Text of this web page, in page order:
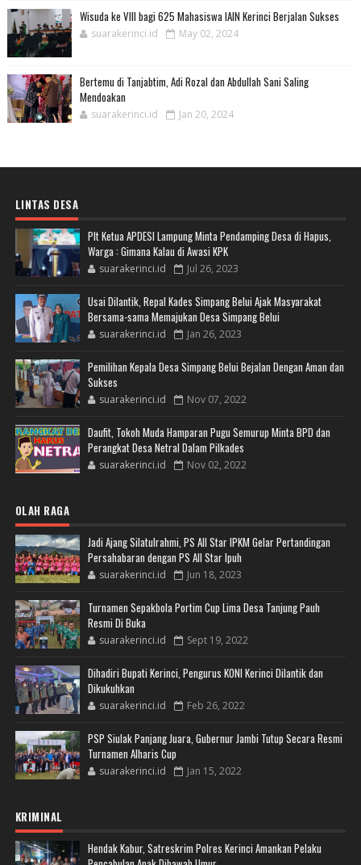
Wisuda ke VIII bagi 625 Mahasiswa IAIN Kerinci Berjalan Sukses
suarakerinci.id May 02, 2024
Bertemu di Tanjabtim, Adi Rozal dan Abdullah Sani Saling
Mendoakan
suarakerinci.id Jan 20, 2024
LINTAS DESA
Plt Ketua APDESI Lampung Minta Pendamping Desa di Hapus,
Warga : Gimana Kalau di Awasi KPK
suarakerinci.id Jul 26, 2023
Usai Dilantik, Repal Kades Simpang Belui Ajak Masyarakat
Bersama-sama Memajukan Desa Simpang Belui
suarakerinci.id Jan 26, 2023
Pemilihan Kepala Desa Simpang Belui Bejalan Dengan Aman dan
Sukses
suarakerinci.id Nov 07, 2022
Daufit, Tokoh Muda Hamparan Pugu Semurup Minta BPD dan
Perangkat Desa Netral Dalam Pilkades
suarakerinci.id Nov 02, 2022
OLAH RAGA
Jadi Ajang Silatulrahmi, PS All Star IPKM Gelar Pertandingan
Persahabaran dengan PS All Star Ipuh
suarakerinci.id Jun 18, 2023
Turnamen Sepakbola Portim Cup Lima Desa Tanjung Pauh
Resmi Di Buka
suarakerinci.id Sept 19, 2022
Dihadiri Bupati Kerinci, Pengurus KONI Kerinci Dilantik dan
Dikukuhkan
suarakerinci.id Feb 26, 2022
PSP Siulak Panjang Juara, Gubernur Jambi Tutup Secara Resmi
Turnamen Alharis Cup
suarakerinci.id Jan 15, 2022
KRIMINAL
Hendak Kabur, Satreskrim Polres Kerinci Amankan Pelaku